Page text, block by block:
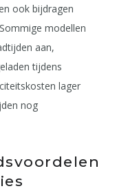
ook bijdragen
modellen
aan,
tijdens
lager
nog